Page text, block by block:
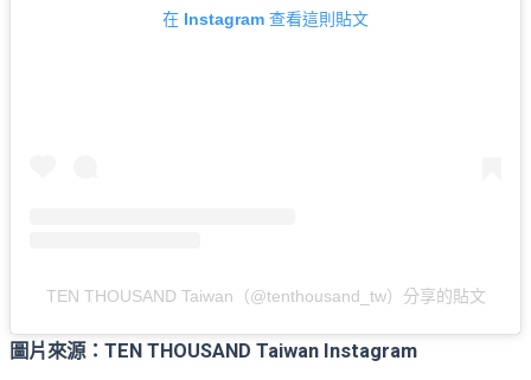
在 Instagram 查看這則貼文
TEN THOUSAND Taiwan（@tenthousand_tw）分享的貼文
圖片來源：TEN THOUSAND Taiwan Instagram